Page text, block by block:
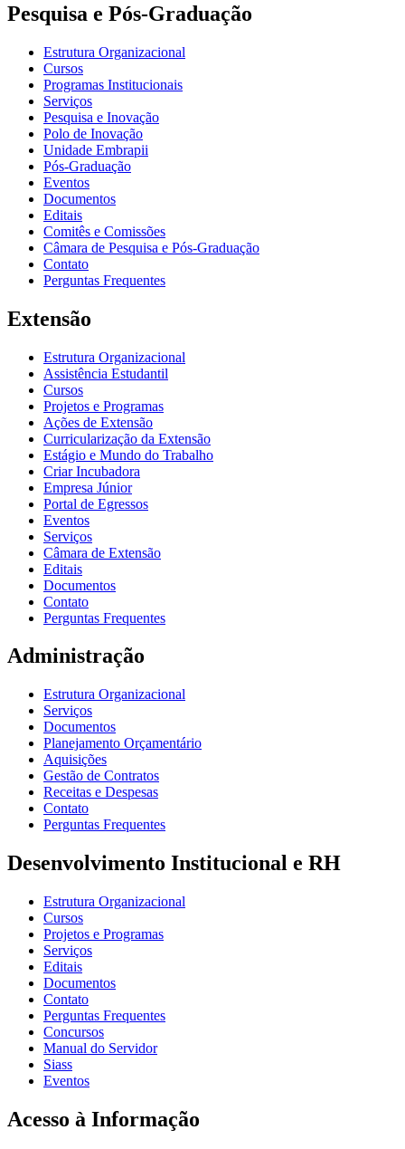
Pesquisa e Pós-Graduação
Estrutura Organizacional
Cursos
Programas Institucionais
Serviços
Pesquisa e Inovação
Polo de Inovação
Unidade Embrapii
Pós-Graduação
Eventos
Documentos
Editais
Comitês e Comissões
Câmara de Pesquisa e Pós-Graduação
Contato
Perguntas Frequentes
Extensão
Estrutura Organizacional
Assistência Estudantil
Cursos
Projetos e Programas
Ações de Extensão
Curricularização da Extensão
Estágio e Mundo do Trabalho
Criar Incubadora
Empresa Júnior
Portal de Egressos
Eventos
Serviços
Câmara de Extensão
Editais
Documentos
Contato
Perguntas Frequentes
Administração
Estrutura Organizacional
Serviços
Documentos
Planejamento Orçamentário
Aquisições
Gestão de Contratos
Receitas e Despesas
Contato
Perguntas Frequentes
Desenvolvimento Institucional e RH
Estrutura Organizacional
Cursos
Projetos e Programas
Serviços
Editais
Documentos
Contato
Perguntas Frequentes
Concursos
Manual do Servidor
Siass
Eventos
Acesso à Informação